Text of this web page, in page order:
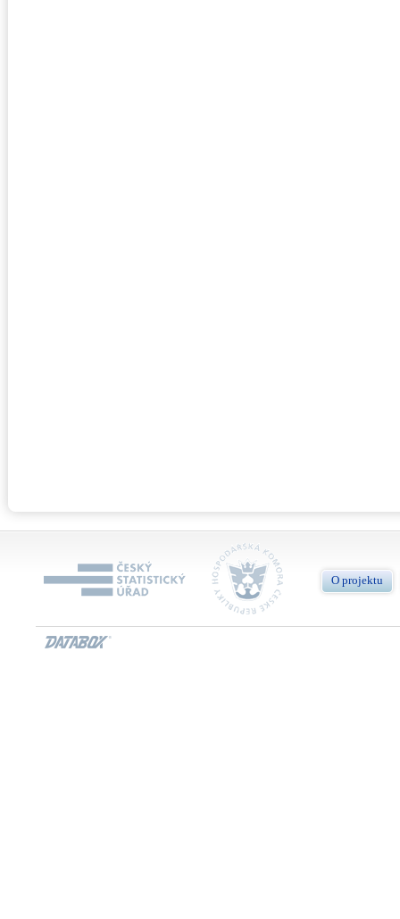
O projektu